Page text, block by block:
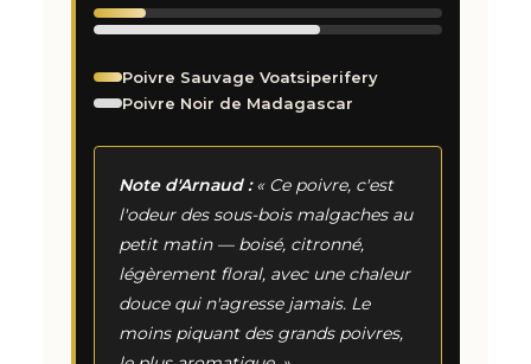
Poivre Sauvage Voatsiperifery
Poivre Noir de Madagascar
Note d'Arnaud :« Ce poivre, c'est
l'odeur des sous-bois malgaches au
petit matin — boisé, citronné,
légèrement floral, avec une chaleur
douce qui n'agresse jamais. Le
moins piquant des grands poivres,